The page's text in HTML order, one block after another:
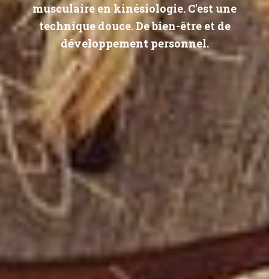
musculaire en kinésiologie. C'est une
technique douce. De bien-être et de
développement personnel.